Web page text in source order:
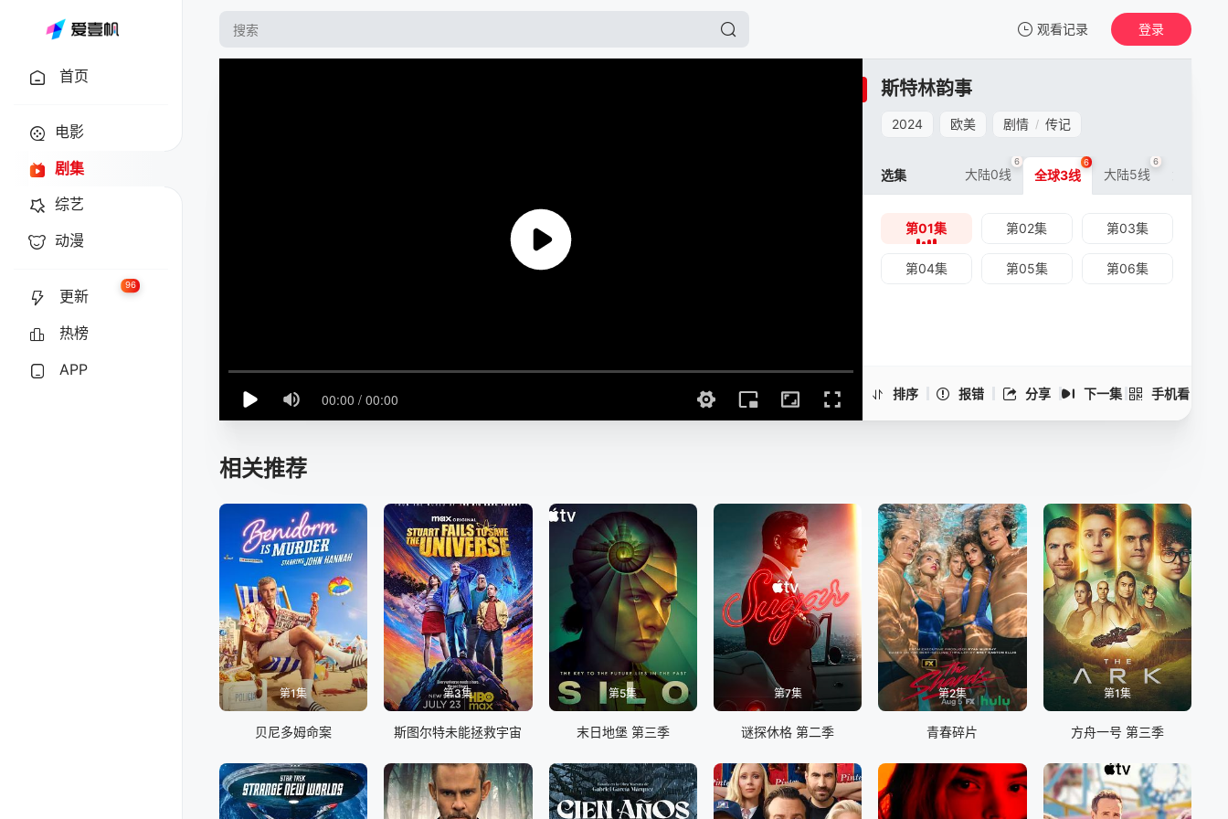
观看记录
我的观影记录
登录
首页
电影
剧集
综艺
动漫
更新
96
热榜
APP
斯特林韵事
2024 欧美 剧情 / 传记
排序 报错 分享 下一集 手机看
斯特林韵事 -第01集
手机扫一扫继续看
选集 大陆0线
6
全球3线
6
大陆5线
6
第01集 第02集 第03集
第04集 第05集 第06集
相关推荐
第1集
贝尼多姆命案
第3集
斯图尔特未能拯救宇宙
第5集
末日地堡 第三季
第7集
谜探休格 第二季
第2集
青春碎片
第1集
方舟一号 第三季